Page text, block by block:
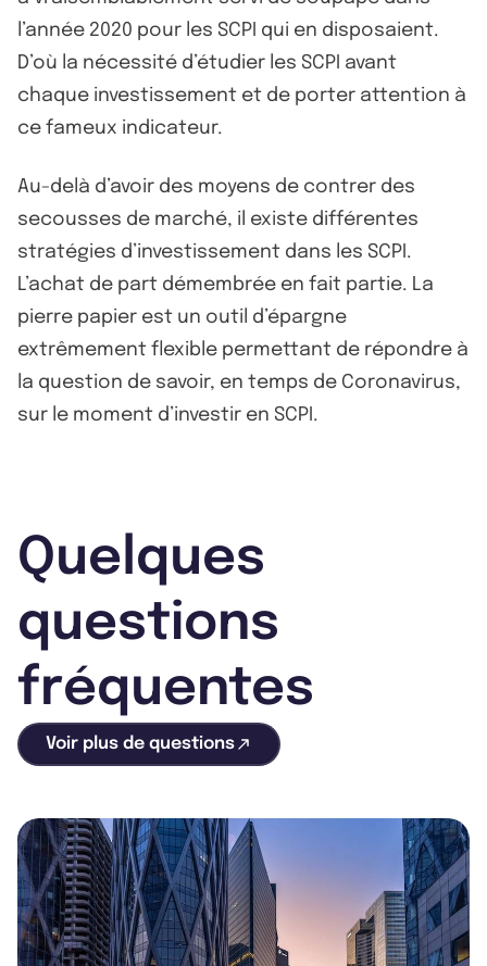
l’année 2020 pour les SCPI qui en disposaient.
D’où la nécessité d’étudier les SCPI avant
chaque investissement et de porter attention à
ce fameux indicateur.
Au-delà d’avoir des moyens de contrer des
secousses de marché, il existe différentes
stratégies d’investissement dans les SCPI.
L’achat de part démembrée en fait partie. La
pierre papier est un outil d’épargne
extrêmement flexible permettant de répondre à
la question de savoir, en temps de Coronavirus,
sur le moment d’investir en SCPI.
Quelques
questions
fréquentes
Voir plus de questions